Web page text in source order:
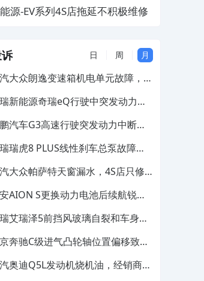
极低
源-EV系列4S店拖延不积极维修
日 周 月
大众朗逸变速箱机电单元故障，厂
新能源奇瑞eQ行驶中突发动力受
三电质保
汽车G3高速行驶突发动力中断，
瑞虎8 PLUS线性刹车总泵故障，
大众帕萨特天窗漏水，4S店只修
AION S更换动力电池后续航锐
艾瑞泽5前挡风玻璃自裂和车身多
奔驰C级进气凸轮轴位置偏移致发
奥迪Q5L发动机烧机油，经销商推